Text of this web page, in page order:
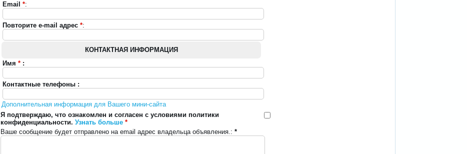
Email *:
Повторите e-mail адрес *:
КОНТАКТНАЯ ИНФОРМАЦИЯ
Имя* :
Контактные телефоны :
Дополнительная информация для Вашего мини-сайта
Я подтверждаю, что ознакомлен и согласен с условиями политики
конфиденциальности.Узнать больше *
Ваше сообщение будет отправлено на email адрес владельца объявления.:*